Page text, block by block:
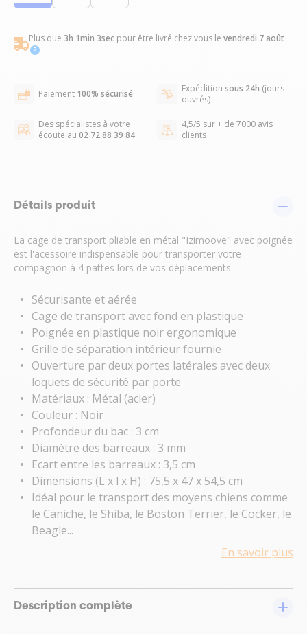
Plus que 3h 1min 3sec pour être livré chez vous le vendredi 7 août
Paiement 100% sécurisé Expédition sous 24h (jours
ouvrés)
Des spécialistes à votre
écoute au 02 72 88 39 84
4,5/5 sur + de 7000 avis
clients
Détails produit
La cage de transport pliable en métal "Izimoove" avec poignée
est l'acessoire indispensable pour transporter votre
compagnon à 4 pattes lors de vos déplacements.
Sécurisante et aérée
Cage de transport avec fond en plastique
Poignée en plastique noir ergonomique
Grille de séparation intérieur fournie
Ouverture par deux portes latérales avec deux
loquets de sécurité par porte
Matériaux : Métal (acier)
Couleur : Noir
Profondeur du bac : 3 cm
Diamètre des barreaux : 3 mm
Ecart entre les barreaux : 3,5 cm
Dimensions (L x l x H) : 75,5 x 47 x 54,5 cm
Idéal pour le transport des moyens chiens comme
le Caniche, le Shiba, le Boston Terrier, le Cocker, le
Beagle...
En savoir plus
Description complète